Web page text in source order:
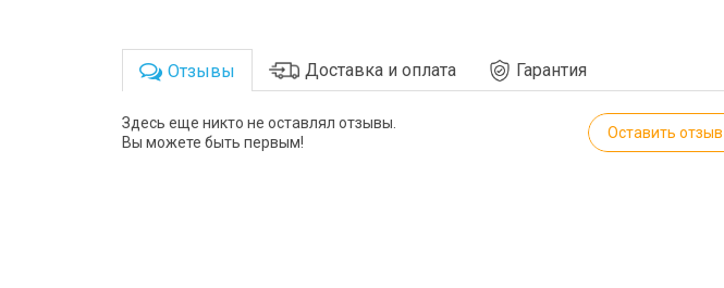
Отзывы Доставка и оплата Гарантия
Оставить отзыв
Здесь еще никто не оставлял отзывы.
Вы можете быть первым!